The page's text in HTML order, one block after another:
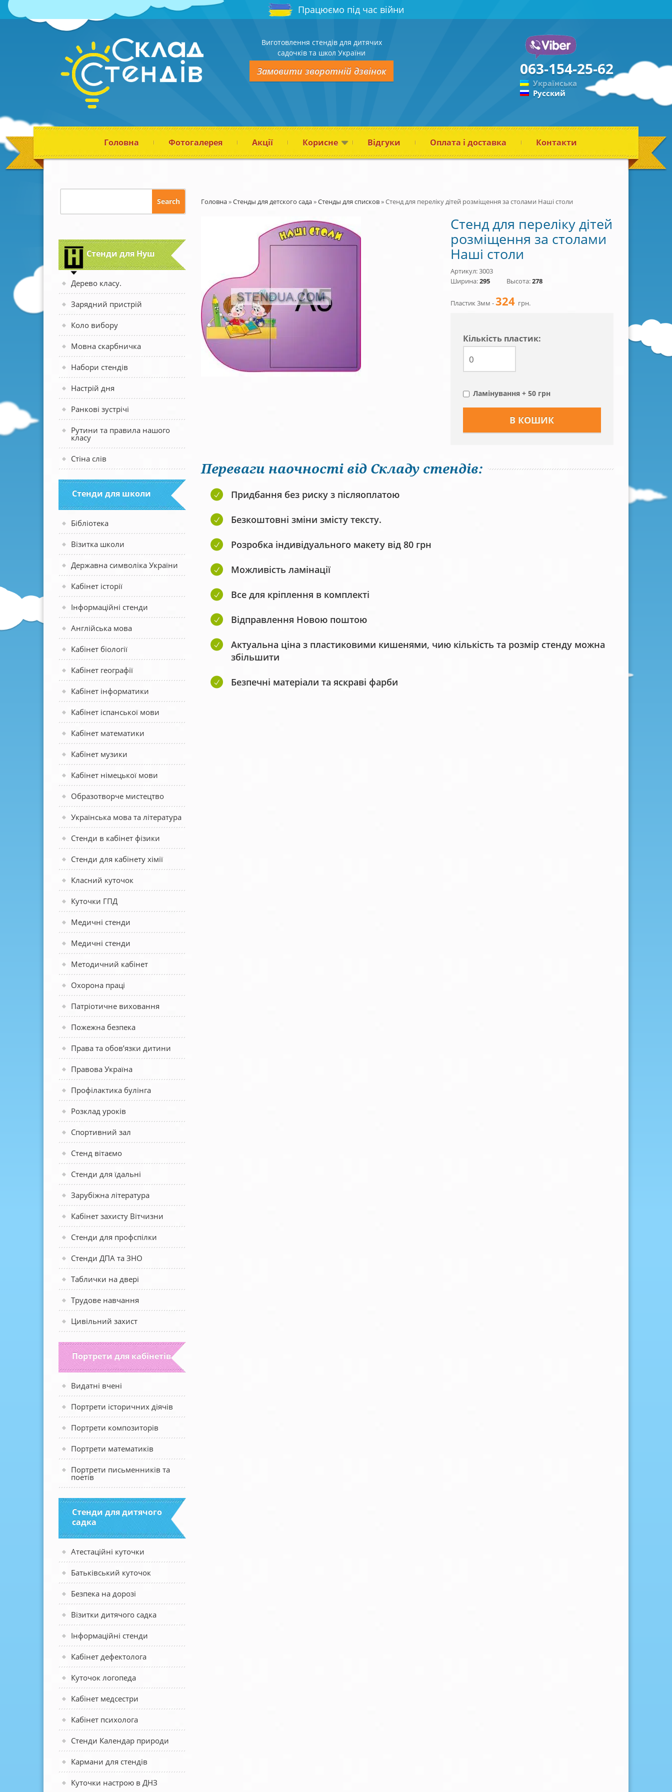
Працюємо під час війни
Виготовлення стендів для дитячих
садочків та школ України
Замовити зворотній дзвінок 063-154-25-62
Українська
Русский
Головна Фотогалерея Акції Корисне Відгуки Оплата і доставка Контакти
Стенди для Нуш
Дерево класу.
Зарядний пристрій
Коло вибору
Мовна скарбничка
Набори стендів
Настрій дня
Ранкові зустрічі
Рутини та правила нашого
класу
Стіна слів
Стенди для школи
Бібліотека
Візитка школи
Державна символіка України
Кабінет історії
Інформаційні стенди
Англійська мова
Кабінет біології
Кабінет географії
Кабінет інформатики
Кабінет іспанської мови
Кабінет математики
Кабінет музики
Кабінет німецької мови
Образотворче мистецтво
Українська мова та література
Стенди в кабінет фізики
Стенди для кабінету хімії
Класний куточок
Куточки ГПД
Медичні стенди
Медичні стенди
Методичний кабінет
Охорона праці
Патріотичне виховання
Пожежна безпека
Права та обов’язки дитини
Правова Україна
Профілактика булінга
Розклад уроків
Спортивний зал
Стенд вітаємо
Стенди для їдальні
Зарубіжна література
Кабінет захисту Вітчизни
Стенди для профспілки
Стенди ДПА та ЗНО
Таблички на двері
Трудове навчання
Цивільний захист
Портрети для кабінетів
Видатні вчені
Портрети історичних діячів
Портрети композиторів
Портрети математиків
Портрети письменників та
поетів
Стенди для дитячого
садка
Атестаційні куточки
Батьківський куточок
Безпека на дорозі
Візитки дитячого садка
Інформаційні стенди
Кабінет дефектолога
Куточок логопеда
Кабінет медсестри
Кабінет психолога
Стенди Календар природи
Кармани для стендів
Куточки настрою в ДНЗ
Головна»Стенды для детского сада»Стенды для списков»Стенд для переліку дітей розміщення за столами Наші столи
Стенд для переліку дітей
розміщення за столами
Наші столи
Артикул: 3003
Ширина:295 Высота:278
Пластик 3мм -324 грн.
Кiлькiсть пластик:
Ламінування + 50 грн
Переваги наочності від Складу стендів:
Придбання без риску з післяоплатою
Безкоштовні зміни змісту тексту.
Розробка індивідуального макету від 80 грн
Можливість ламінації
Все для кріплення в комплекті
Відправлення Новою поштою
Актуальна ціна з пластиковими кишенями, чию кількість та розмір стенду можна
збільшити
Безпечні матеріали та яскраві фарби